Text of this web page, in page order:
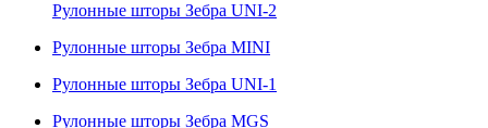
Рулонные шторы Зебра UNI-2
Рулонные шторы Зебра MINI
Рулонные шторы Зебра UNI-1
Рулонные шторы Зебра MGS